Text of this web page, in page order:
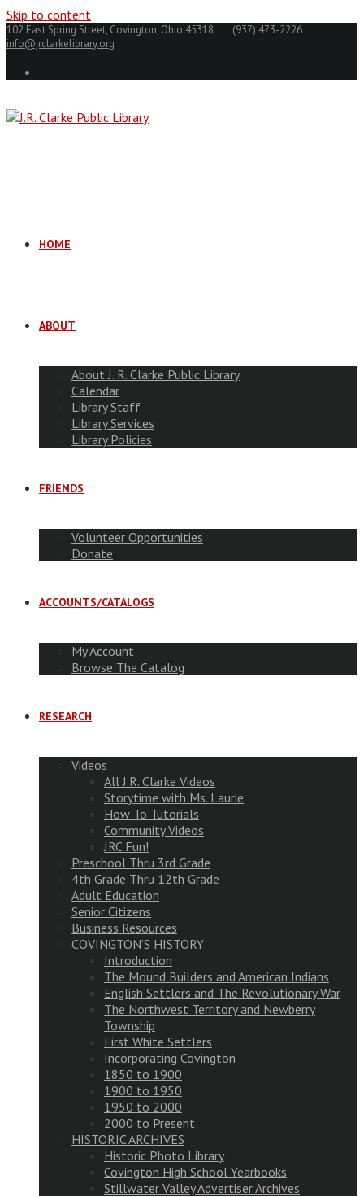
Skip to content
102 East Spring Street, Covington, Ohio 45318
(937) 473-2226
info@jrclarkelibrary.org
HOME
ABOUT
About J. R. Clarke Public Library
Calendar
Library Staff
Library Services
Library Policies
FRIENDS
Volunteer Opportunities
Donate
ACCOUNTS/CATALOGS
My Account
Browse The Catalog
RESEARCH
Videos
All J.R. Clarke Videos
Storytime with Ms. Laurie
How To Tutorials
Community Videos
JRC Fun!
Preschool Thru 3rd Grade
4th Grade Thru 12th Grade
Adult Education
Senior Citizens
Business Resources
COVINGTON’S HISTORY
Introduction
The Mound Builders and American Indians
English Settlers and The Revolutionary War
The Northwest Territory and Newberry
Township
First White Settlers
Incorporating Covington
1850 to 1900
1900 to 1950
1950 to 2000
2000 to Present
HISTORIC ARCHIVES
Historic Photo Library
Covington High School Yearbooks
Stillwater Valley Advertiser Archives